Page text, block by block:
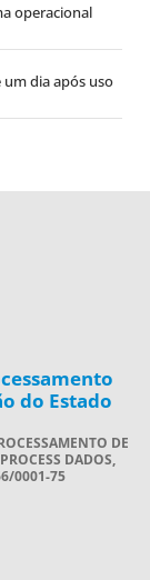
operacional
um dia após uso
do Estado
DE
DADOS,
0001-75